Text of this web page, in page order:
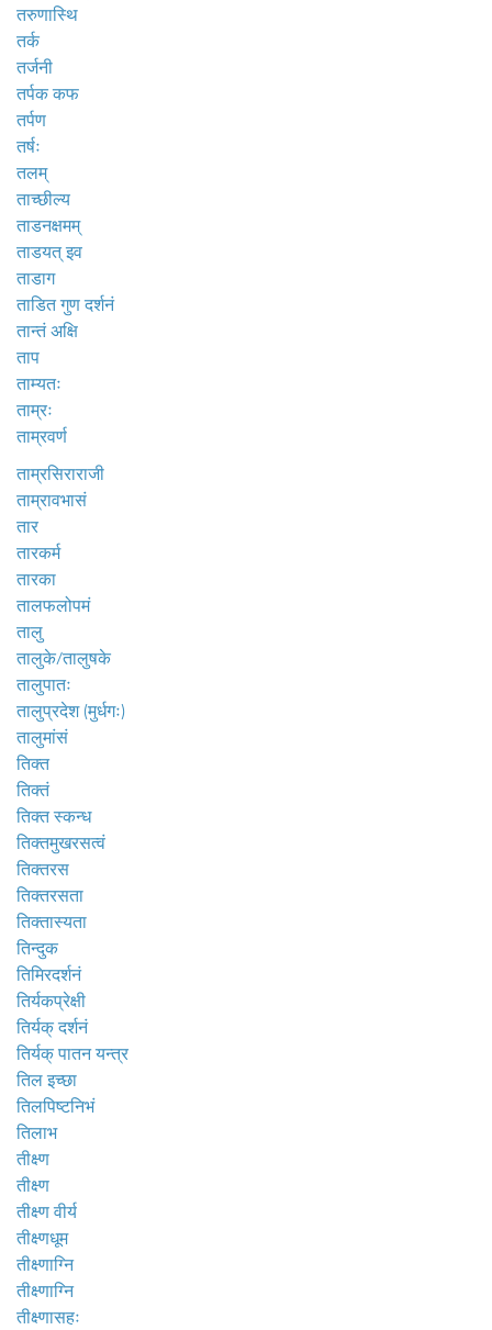
तरुणास्थि
तर्क
तर्जनी
तर्पक कफ
तर्पण
तर्षः
तलम्
ताच्छील्य
ताडनक्षमम्
ताडयत् इव
ताडाग
ताडित गुण दर्शनं
तान्तं अक्षि
ताप
ताम्यतः
ताम्रः
ताम्रवर्ण
ताम्रसिराराजी
ताम्रावभासं
तार
तारकर्म
तारका
तालफलोपमं
तालु
तालुके/तालुषके
तालुपातः
तालुप्रदेश (मुर्धगः)
तालुमांसं
तिक्त
तिक्तं
तिक्त स्कन्ध
तिक्तमुखरसत्वं
तिक्तरस
तिक्तरसता
तिक्तास्यता
तिन्दुक
तिमिरदर्शनं
तिर्यकप्रेक्षी
तिर्यक् दर्शनं
तिर्यक् पातन यन्त्र
तिल इच्छा
तिलपिष्टनिभं
तिलाभ
तीक्ष्ण
तीक्ष्ण
तीक्ष्ण वीर्य
तीक्ष्णधूम
तीक्ष्णाग्नि
तीक्ष्णाग्नि
तीक्ष्णासहः